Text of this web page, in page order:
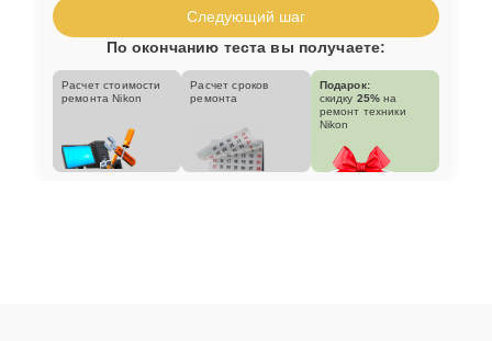
Следующий шаг
По окончанию теста вы получаете:
Расчет стоимости
ремонта Nikon
Расчет сроков
ремонта
Подарок:
скидку 25% на
ремонт техники
Nikon